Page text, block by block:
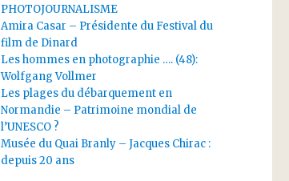
PHOTOJOURNALISME
Amira Casar – Présidente du Festival du
film de Dinard
Les hommes en photographie …. (48):
Wolfgang Vollmer
Les plages du débarquement en
Normandie – Patrimoine mondial de
l’UNESCO ?
Musée du Quai Branly – Jacques Chirac :
depuis 20 ans